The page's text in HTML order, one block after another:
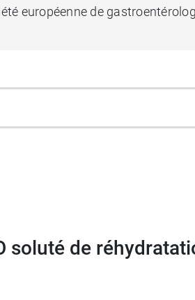
européenne de
soluté de